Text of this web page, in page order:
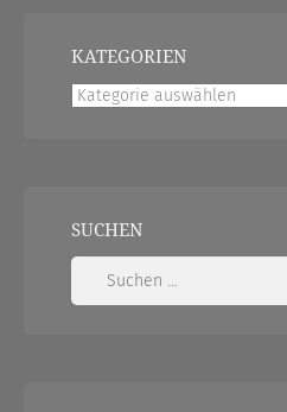
KATEGORIEN
Kategorien
SUCHEN
Suchen